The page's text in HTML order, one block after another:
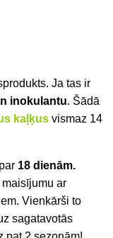
Ja tas ir
inokulantu. Šādā
kaļķus vismaz 14
18 dienām.
ar
Vienkārši to
sagatavotās